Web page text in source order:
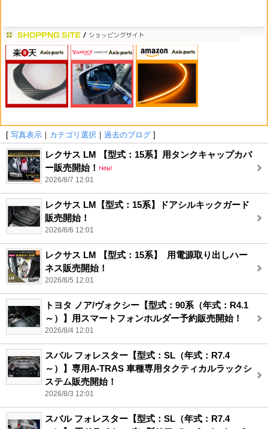
[ 写真表示 ｜ カテゴリ選択 ｜ 過去のブログ ]
レクサス LM 【型式：15系】用タンクキャップカバ
ー販売開始！
2026/8/7 12:01
レクサス LM【型式：15系】ドアシルキックガード
販売開始！
2026/8/6 12:01
レクサス LM 【型式：15系】 用電源取り出しハー
ネス販売開始！
2026/8/5 12:01
トヨタ ノア/ヴォクシー【型式：90系（年式：R4.1
～）】用スマートフォンホルダー予約販売開始！
2026/8/4 12:01
スバル フォレスター【型式：SL（年式：R7.4
～）】専用A-TRAS 車種専用タクティカルラックシ
ステム販売開始！
2026/8/3 12:01
スバル フォレスター【型式：SL（年式：R7.4